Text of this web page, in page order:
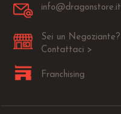
info@dragonstore.it
Sei un Negoziante?
Contattaci >
Franchising